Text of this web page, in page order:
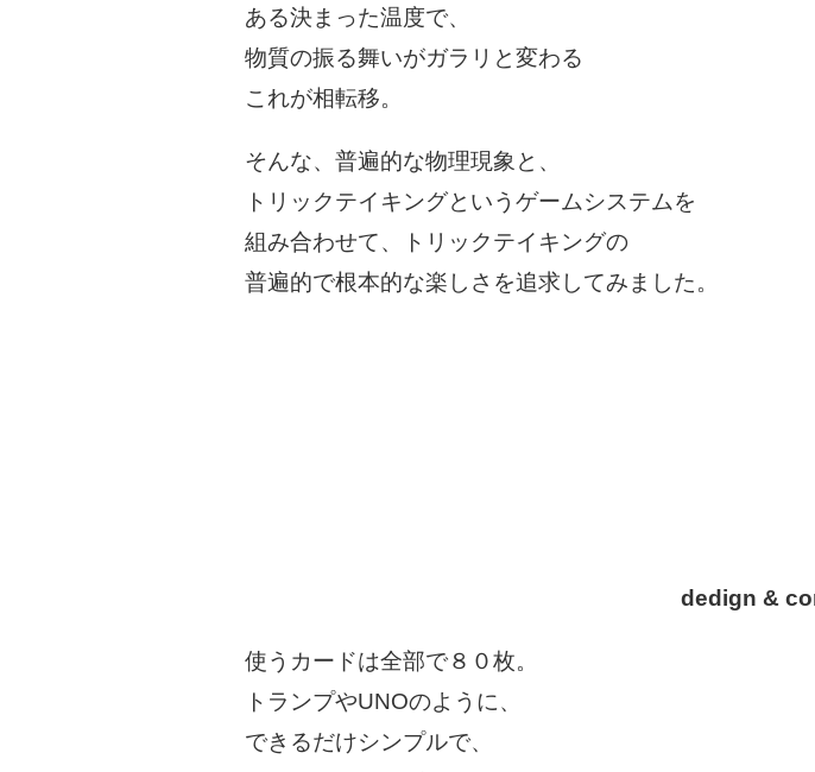
ある決まった温度で、
物質の振る舞いがガラリと変わる
これが相転移。
そんな、普遍的な物理現象と、
トリックテイキングというゲームシステムを
組み合わせて、トリックテイキングの
普遍的で根本的な楽しさを追求してみました。
dedign &
使うカードは全部で８０枚。
トランプやUNOのように、
できるだけシンプルで、